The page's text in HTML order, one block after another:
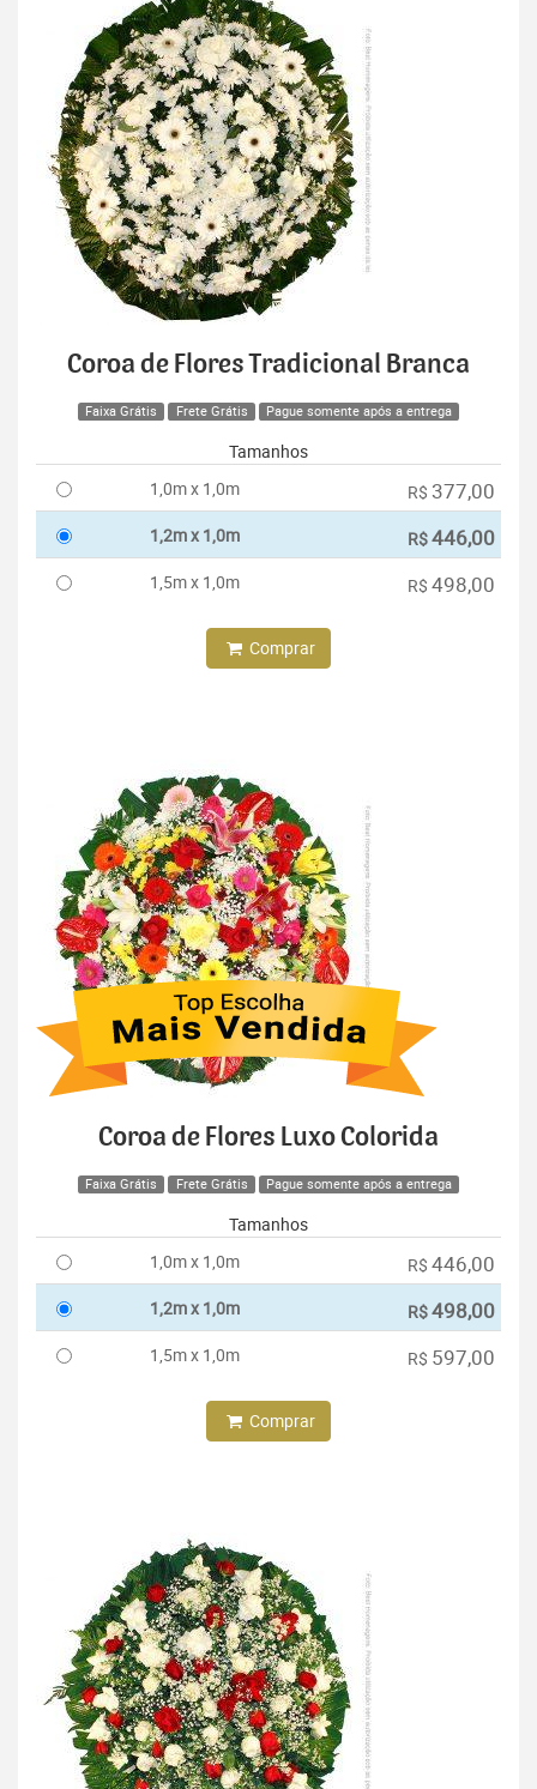
Coroa de Flores Tradicional Branca
Faixa Grátis Frete Grátis Pague somente após a entrega
Tamanhos
1,0m x 1,0m
R$ 377,00
1,2m x 1,0m R$446,00
1,5m x 1,0m R$ 498,00
Comprar
Coroa de Flores Luxo Colorida
Faixa Grátis Frete Grátis Pague somente após a entrega
Tamanhos
1,0m x 1,0m
R$ 446,00
1,2m x 1,0m R$498,00
1,5m x 1,0m R$ 597,00
Comprar